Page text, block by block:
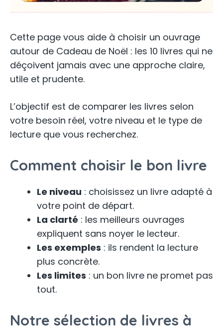
Cette page vous aide à choisir un ouvrage
autour de Cadeau de Noël : les 10 livres qui ne
déçoivent jamais avec une approche claire,
utile et prudente.
L’objectif est de comparer les livres selon
votre besoin réel, votre niveau et le type de
lecture que vous recherchez.
Comment choisir le bon livre
Le niveau : choisissez un livre adapté à
votre point de départ.
La clarté : les meilleurs ouvrages
expliquent sans noyer le lecteur.
Les exemples : ils rendent la lecture
plus concrète.
Les limites : un bon livre ne promet pas
tout.
Notre sélection de livres à